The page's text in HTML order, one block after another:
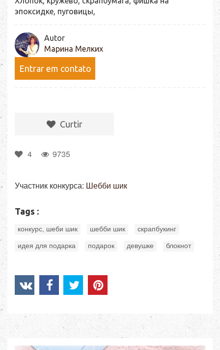
эпоксидке, пуговицы,
Autor
Марина Мелких
Entrar em contato
Сurtir
4 9735
Участник конкурса: Шебби шик
Tags :
конкурс, шеби шик шебби шик скрапбукинг
идея для подарка подарок девушке блокнот